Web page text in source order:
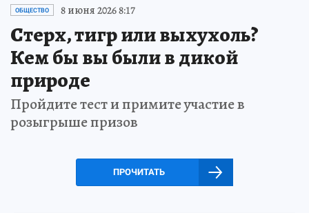
ОБЩЕСТВО 8 июня 2026 8:17
Стерх, тигр или выхухоль?
Кем бы вы были в дикой
природе
Пройдите тест и примите участие в
розыгрыше призов
ПРОЧИТАТЬ